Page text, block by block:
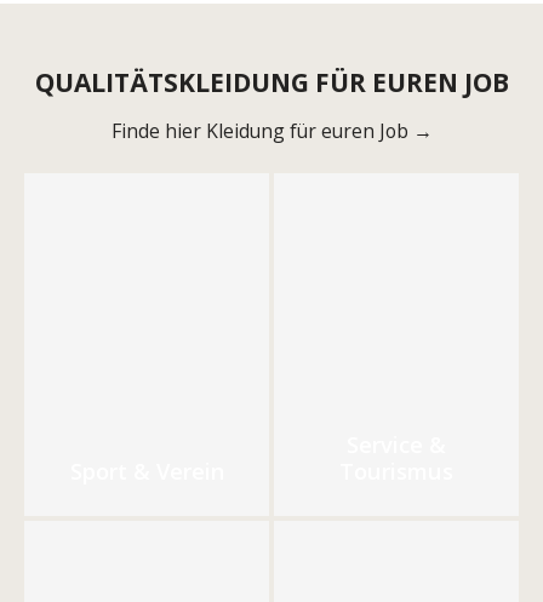
QUALITÄTSKLEIDUNG FÜR EUREN JOB
Finde hier Kleidung für euren Job →